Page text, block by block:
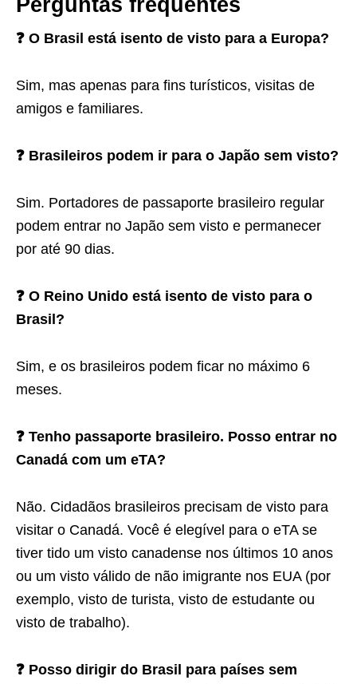
Perguntas frequentes
❓ O Brasil está isento de visto para a Europa?
Sim, mas apenas para fins turísticos, visitas de
amigos e familiares.
❓ Brasileiros podem ir para o Japão sem visto?
Sim. Portadores de passaporte brasileiro regular
podem entrar no Japão sem visto e permanecer
por até 90 dias.
❓ O Reino Unido está isento de visto para o
Brasil?
Sim, e os brasileiros podem ficar no máximo 6
meses.
❓ Tenho passaporte brasileiro. Posso entrar no
Canadá com um eTA?
Não. Cidadãos brasileiros precisam de visto para
visitar o Canadá. Você é elegível para o eTA se
tiver tido um visto canadense nos últimos 10 anos
ou um visto válido de não imigrante nos EUA (por
exemplo, visto de turista, visto de estudante ou
visto de trabalho).
❓ Posso dirigir do Brasil para países sem